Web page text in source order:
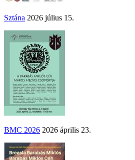
Sztána 2026 július 15.
BMC 2026 2026 április 23.